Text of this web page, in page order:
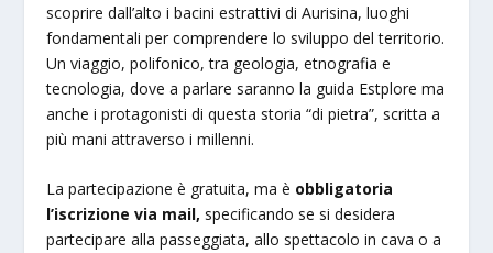
scoprire dall’alto i bacini estrattivi di Aurisina, luoghi
fondamentali per comprendere lo sviluppo del territorio.
Un viaggio, polifonico, tra geologia, etnografia e
tecnologia, dove a parlare saranno la guida Estplore ma
anche i protagonisti di questa storia “di pietra”, scritta a
più mani attraverso i millenni.
La partecipazione è gratuita, ma è obbligatoria
l’iscrizione via mail, specificando se si desidera
partecipare alla passeggiata, allo spettacolo in cava o a